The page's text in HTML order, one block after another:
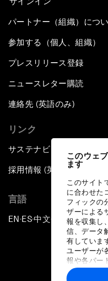
このウェ
ます
このサイト
に合わせた
フィックの
ザーによる
報を収集し
信、データ
有していま
ユーザーが
報や各パー
に収集され
パートナー（組織）につ
参加する（個人、組織）
プレスリリース登録
ニュースレター購読
連絡先 (英語のみ)
リンク
サステナビリティへの取り
採用情報 (英語のみ)
言語
EN ▪ES▪中文▪ 日本語